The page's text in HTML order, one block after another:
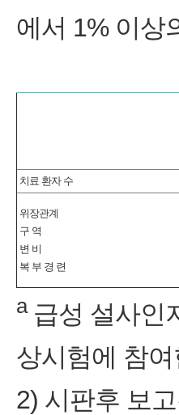
에서 1% 이상
치료 환자 수
위장관계
구 역
변 비
복 부 경 련
a급성 설사인
상시험에 참
2) 시판후 보